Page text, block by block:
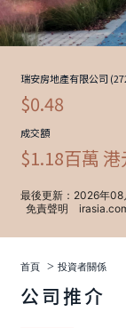
首頁 > 投資者關係
公司推介